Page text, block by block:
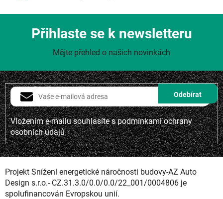
Vložením e-mailu souhlasíte spodmínkami ochrany
osobních údajů
Přihlaste se k newsletteru
Mějte přehled o našich novinkách
Projekt Snížení energetické náročnosti budovy-AZ Auto
Design s.r.o.- CZ.31.3.0/0.0/0.0/22_001/0004806 je
spolufinancován Evropskou unií.